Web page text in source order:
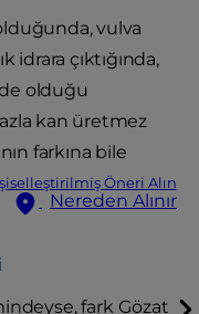
Öneri Alın
Nereden Alınır
Gözat
vulva
idrara çıktığında,
olduğu
kan üretmez
farkına bile
fark